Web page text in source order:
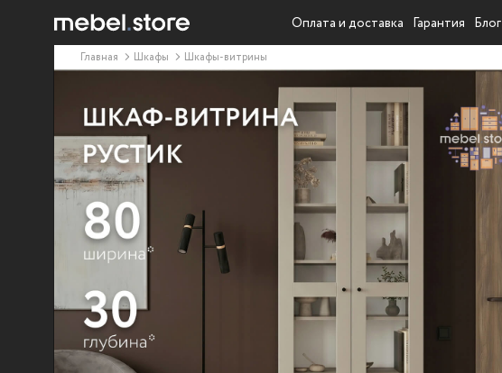
Оплата и доставка Гарантия Блог
Главная Шкафы Шкафы-витрины